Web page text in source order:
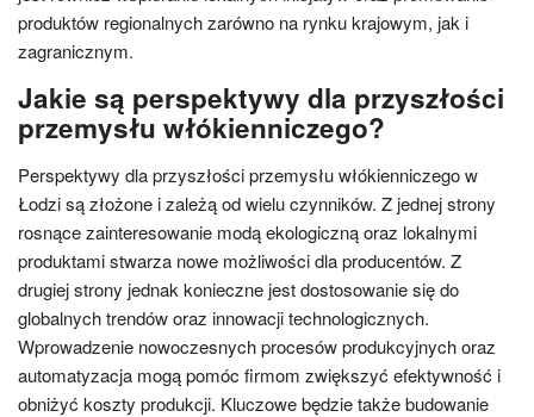
produktów regionalnych zarówno na rynku krajowym, jak i
zagranicznym.
Jakie są perspektywy dla przyszłości
przemysłu włókienniczego?
Perspektywy dla przyszłości przemysłu włókienniczego w
Łodzi są złożone i zależą od wielu czynników. Z jednej strony
rosnące zainteresowanie modą ekologiczną oraz lokalnymi
produktami stwarza nowe możliwości dla producentów. Z
drugiej strony jednak konieczne jest dostosowanie się do
globalnych trendów oraz innowacji technologicznych.
Wprowadzenie nowoczesnych procesów produkcyjnych oraz
automatyzacja mogą pomóc firmom zwiększyć efektywność i
obniżyć koszty produkcji. Kluczowe będzie także budowanie